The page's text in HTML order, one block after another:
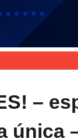
–
única